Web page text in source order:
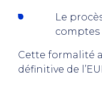
Le
Cette formalité
définitive de